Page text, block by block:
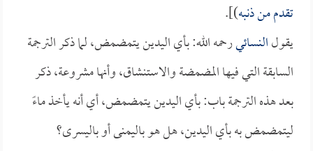
تقدم من ذنبه)].
يقولالنسائيرحمه الله: بأي اليدين يتمضمض، لما ذكر الترجمة
السابقة التي فيها المضمضة والاستنشاق، وأنها مشروعة، ذكر
بعد هذه الترجمة باب: بأي اليدين يتمضمض، أي أنه يأخذ ماءً
ليتمضمض به بأي اليدين، هل هو باليمنى أو باليسرى؟